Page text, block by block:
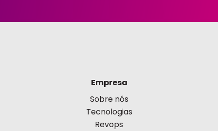
Empresa
Sobre nós
Tecnologias
Revops